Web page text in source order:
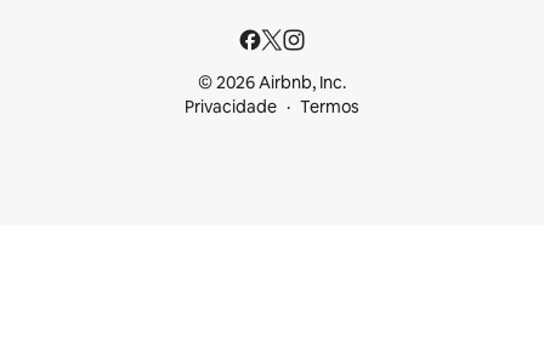
© 2026 Airbnb, Inc.
Privacidade
Termos